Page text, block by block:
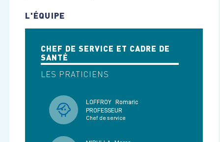
L'ÉQUIPE
CHEF DE SERVICE ET CADRE DE
SANTÉ
LES PRATICIENS
LOFFROY
Romaric
PROFESSEUR
Chef de service